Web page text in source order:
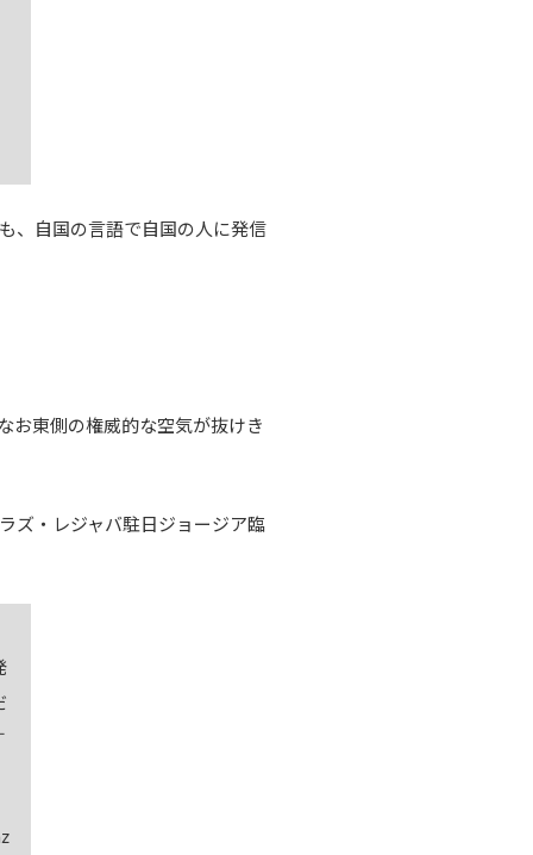
、自国の言語で自国の人に発信
お東側の権威的な空気が抜けき
ズ・レジャバ駐日ジョージア臨